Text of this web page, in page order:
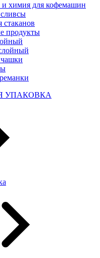
и химия для кофемашин
продукты
УПАКОВКА